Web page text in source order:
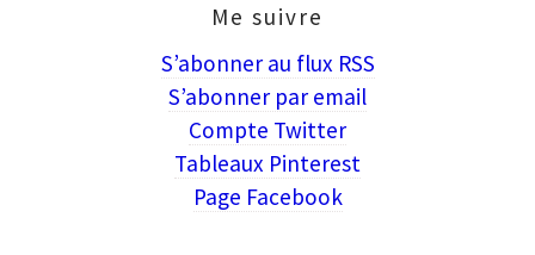
Me suivre
S’abonner au flux RSS
S’abonner par email
Compte Twitter
Tableaux Pinterest
Page Facebook